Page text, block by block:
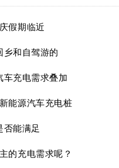
假期临近
乡和自驾游的
车充电需求叠加
能源汽车充电桩
否能满足
的充电需求呢？